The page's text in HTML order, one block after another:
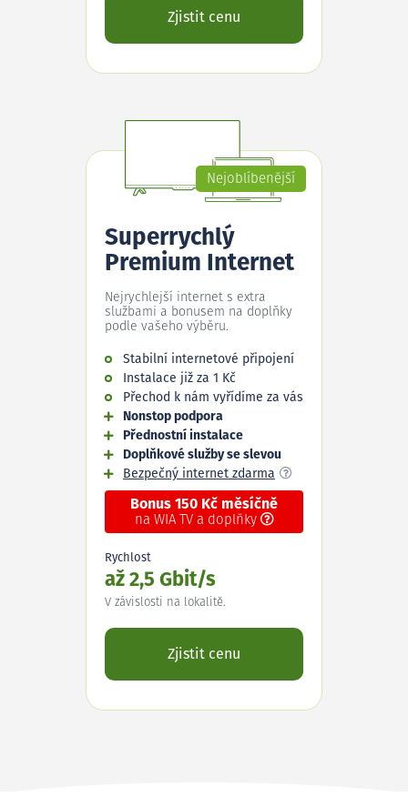
Zjistit cenu
Nejoblíbenější
Superrychlý
Premium Internet
Nejrychlejší internet s extra
službami a bonusem na doplňky
podle vašeho výběru.
Stabilní internetové připojení
Instalace již za 1 Kč
Přechod k nám vyřídíme za vás
Nonstop podpora
Přednostní instalace
Doplňkové služby se slevou
Bezpečný internet zdarma
Bonus 150 Kč měsíčně
na WIA TV a doplňky
Rychlost
až 2,5 Gbit/s
V závislosti na lokalitě.
Zjistit cenu